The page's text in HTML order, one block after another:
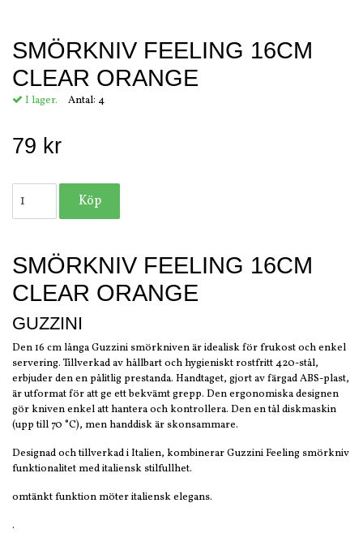
SMÖRKNIV FEELING 16CM
CLEAR ORANGE
I lager. Antal: 4
79 kr
SMÖRKNIV FEELING 16CM
CLEAR ORANGE
GUZZINI
Den 16 cm långa Guzzini smörkniven är idealisk för frukost och enkel
servering. Tillverkad av hållbart och hygieniskt rostfritt 420-stål,
erbjuder den en pålitlig prestanda. Handtaget, gjort av färgad ABS-plast,
är utformat för att ge ett bekvämt grepp. Den ergonomiska designen
gör kniven enkel att hantera och kontrollera. Den en tål diskmaskin
(upp till 70 °C), men handdisk är skonsammare.
Designad och tillverkad i Italien, kombinerar Guzzini Feeling smörkniv
funktionalitet med italiensk stilfullhet.
omtänkt funktion möter italiensk elegans.
.